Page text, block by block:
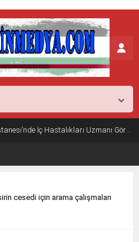
Nusaybin Devlet Hastanesi’nde İç Hastalıkları Uzmanı Göreve Başladı
cesedi için arama çalışmaları